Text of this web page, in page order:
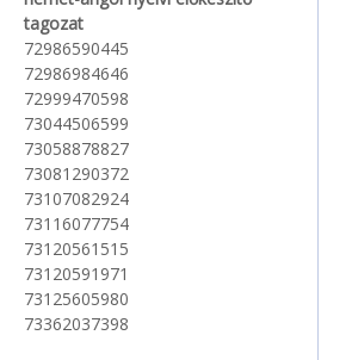
tagozat
72986590445
72986984646
72999470598
73044506599
73058878827
73081290372
73107082924
73116077754
73120561515
73120591971
73125605980
73362037398